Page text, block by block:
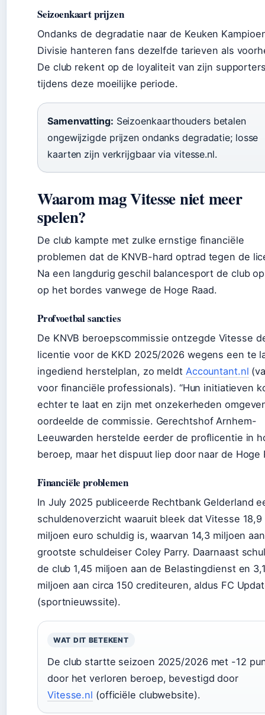
Seizoenkaart prijzen
Ondanks de degradatie naar de Keuken
Divisie hanteren fans dezelfde tarieven als
De club rekent op de loyaliteit van zijn
tijdens deze moeilijke periode.
Samenvatting: Seizoenkaarthouders betalen
ongewijzigde prijzen ondanks degradatie; losse
kaarten zijn verkrijgbaar via vitesse.nl.
Waarom mag Vitesse niet meer
spelen?
De club kampte met zulke ernstige financiële
problemen dat de KNVB-hard optrad tegen de
Na een langdurig geschil balancesport de club
op het bordes vanwege de Hoge Raad.
Profvoetbal sancties
De KNVB beroepscommissie ontzegde Vitesse
licentie voor de KKD 2025/2026 wegens een te
ingediend herstelplan, zo meldt Accountant.nl
voor financiële professionals). “Hun initiatieven
echter te laat en zijn met onzekerheden
oordeelde de commissie. Gerechtshof Arnhem-
Leeuwarden herstelde eerder de proflicentie in
beroep, maar het dispuut liep door naar de Hoge
Financiële problemen
In July 2025 publiceerde Rechtbank Gelderland
schuldenoverzicht waaruit bleek dat Vitesse 18,9
miljoen euro schuldig is, waarvan 14,3 miljoen
grootste schuldeiser Coley Parry. Daarnaast
de club 1,45 miljoen aan de Belastingdienst en
miljoen aan circa 150 crediteuren, aldus FC
(sportnieuwssite).
WAT DIT BETEKENT
De club startte seizoen 2025/2026 met -12
door het verloren beroep, bevestigd door
Vitesse.nl (officiële clubwebsite).